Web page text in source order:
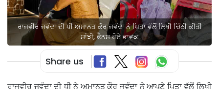
ਰਾਜਵੀਰ ਜਵੰਦਾ ਦੀ ਧੀ ਅਮਾਨਤ ਕੌਰ ਜਵੰਦਾ ਨੇ ਪਿਤਾ ਵੱਲੋਂ ਲਿਖੀ ਚਿੱਠੀ ਕੀਤੀ
ਸਾਂਝੀ, ਫੈਨਸ ਹੋਏ ਭਾਵੁਕ
Share us
ਰਾਜਵੀਰ ਜਵੰਦਾ ਦੀ ਧੀ ਨੇ ਅਮਾਨਤ ਕੌਰ ਜਵੰਦਾ ਨੇ ਆਪਣੇ ਪਿਤਾ ਵੱਲੋਂ ਲਿਖੀ